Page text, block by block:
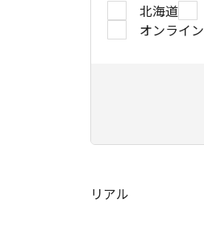
北海道
オンライン
リアル